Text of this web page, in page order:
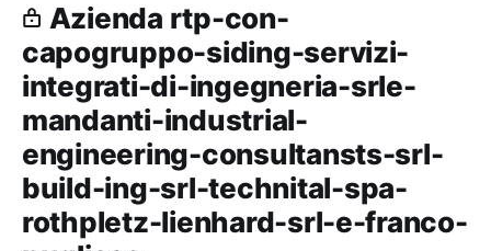
Azienda rtp-con-
capogruppo-siding-servizi-
integrati-di-ingegneria-srle-
mandanti-industrial-
engineering-consultansts-srl-
build-ing-srl-technital-spa-
rothpletz-lienhard-srl-e-franco-